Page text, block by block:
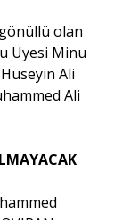
olan
Üyesi Minu
Ali
Ali